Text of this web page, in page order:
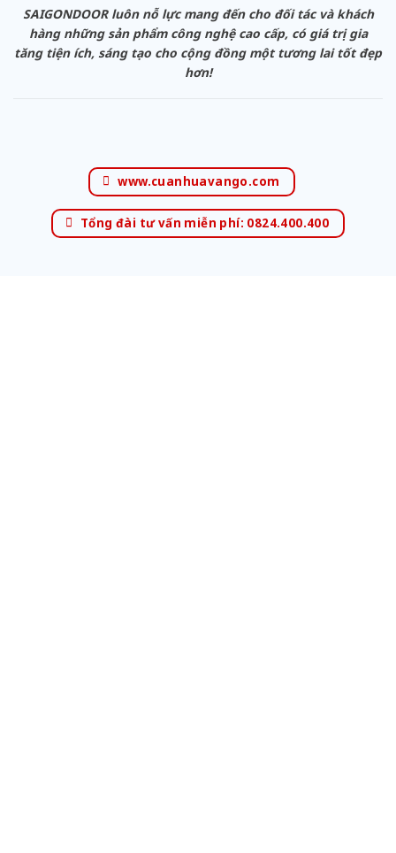
SAIGONDOOR luôn nỗ lực mang đến cho đối tác và khách
hàng những sản phẩm công nghệ cao cấp, có giá trị gia
tăng tiện ích, sáng tạo cho cộng đồng một tương lai tốt đẹp
hơn!
www.cuanhuavango.com
Tổng đài tư vấn miễn phí: 0824.400.400